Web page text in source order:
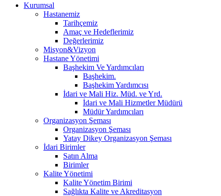
Kurumsal
Hastanemiz
Tarihçemiz
Amaç ve Hedeflerimiz
Değerlerimiz
Misyon&Vizyon
Hastane Yönetimi
Başhekim Ve Yardımcıları
Başhekim.
Başhekim Yardımcısı
İdari ve Mali Hiz. Müd. ve Yrd.
İdari ve Mali Hizmetler Müdürü
Müdür Yardımcıları
Organizasyon Şeması
Organizasyon Şeması
Yatay Dikey Organizasyon Şeması
İdari Birimler
Satın Alma
Birimler
Kalite Yönetimi
Kalite Yönetim Birimi
Sağlıkta Kalite ve Akreditasyon